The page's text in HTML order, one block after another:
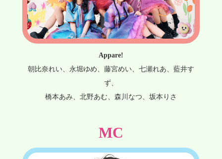
Appare!
朝比奈れい、永堀ゆめ、藤宮めい、七瀬れあ、藍井す
ず、
橋本あみ、北野あむ、森川なつ、坂本りさ
MC